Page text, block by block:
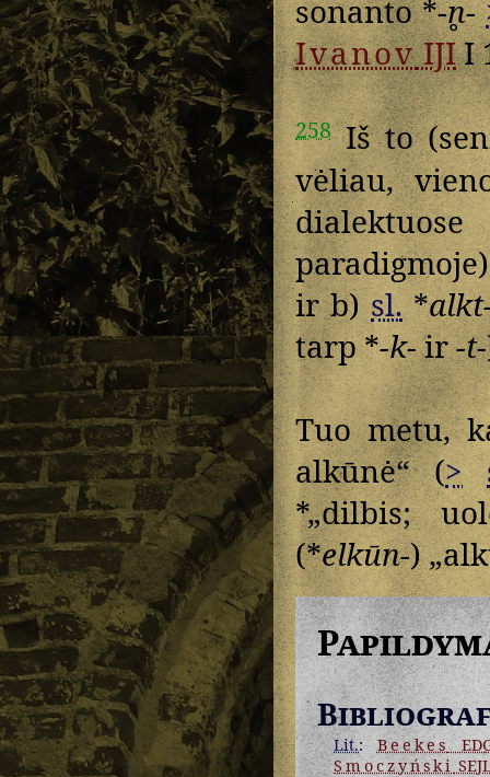
sonanto *-n̥-
IvanovIJII
258Iš to
vėliau,
ir b)sl.*
tarp *-k-ir-t-
Tuo metu,
alkūnė“ (>
*„dilbis;
(*elkūn-)
Lit.:Beekes
Smoczyński